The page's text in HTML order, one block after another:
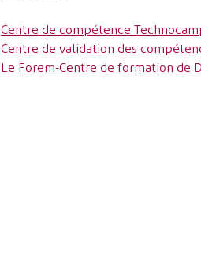
Centre de compétence
Centre de validation des
Le Forem-Centre de formation de